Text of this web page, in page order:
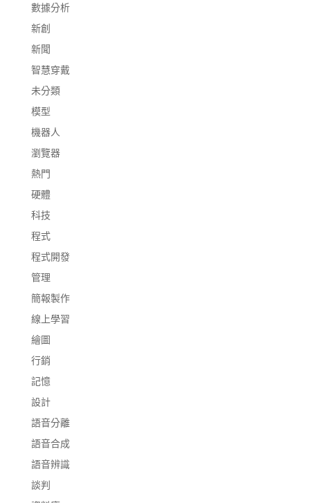
數據分析
新創
新聞
智慧穿戴
未分類
模型
機器人
瀏覽器
熱門
硬體
科技
程式
程式開發
管理
簡報製作
線上學習
繪圖
行銷
記憶
設計
語音分離
語音合成
語音辨識
談判